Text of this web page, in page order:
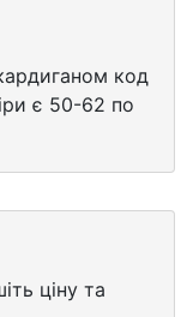
код
є 50-62 по
ціну та